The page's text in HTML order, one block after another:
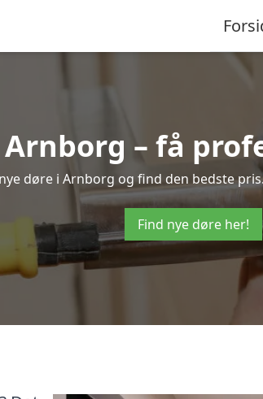
Arnborg – få
døre i Arnborg og find den bedste
Find nye døre her!